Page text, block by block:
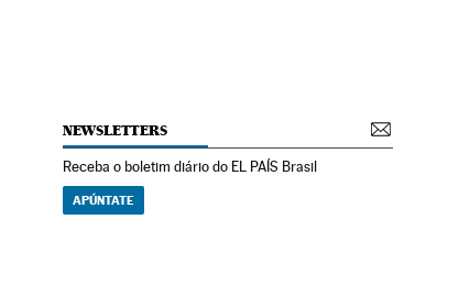
NEWSLETTERS
Receba o boletim diário do EL PAÍS Brasil
APÚNTATE